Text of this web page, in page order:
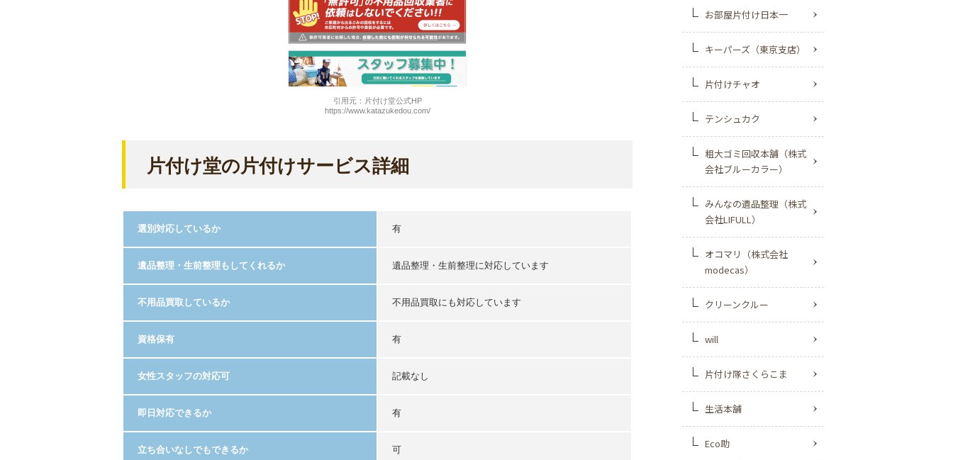
引用元：片付け堂公式HP
https://www.katazukedou.com/
片付け堂の片付けサービス詳細
選別対応しているか 有
遺品整理・生前整理もしてくれるか 遺品整理・生前整理に対応しています
不用品買取しているか 不用品買取にも対応しています
資格保有 有
女性スタッフの対応可 記載なし
即日対応できるか 有
立ち合いなしでもできるか 可
お部屋片付け日本一
キーパーズ（東京支店）
片付けチャオ
テンシュカク
粗大ゴミ回収本舗（株式
会社ブルーカラー）
みんなの遺品整理（株式
会社LIFULL）
オコマリ（株式会社
modecas）
クリーンクルー
will
片付け隊さくらこま
生活本舗
Eco助